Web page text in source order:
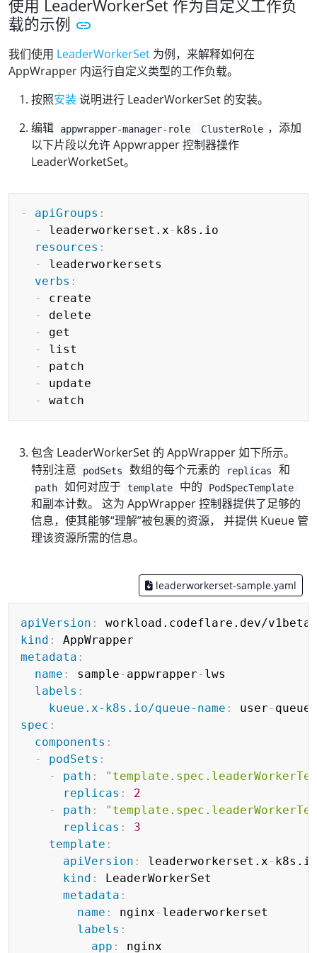
使用 LeaderWorkerSet 作为自定义工作负
载的示例
我们使用 LeaderWorkerSet 为例，来解释如何在
AppWrapper 内运行自定义类型的工作负载。
按照安装说明进行 LeaderWorkerSet 的安装。
编辑
appwrapper-manager-role ClusterRole ，添加
以下片段以允许 Appwrapper 控制器操作
LeaderWorketSet。
- apiGroups :
-
leaderworkerset.x - k8s.io
resources :
-
leaderworkersets
verbs :
-
create
-
delete
-
get
-
list
-
patch
-
update
-
包含 LeaderWorkerSet 的 AppWrapper 如下所示。
特别注意
podSets 数组的每个元素的 replicas 和
path 如何对应于 template 中的 PodSpecTemplate
和副本计数。 这为 AppWrapper 控制器提供了足够的
信息，使其能够“理解”被包裹的资源， 并提供 Kueue 管
理该资源所需的信息。
leaderworkerset-sample.yaml
apiVersion :
kind :
metadata :
name : sample - appwrapper - lws
labels :
kueue.x-k8s.io/queue-name : user -
spec :
components :
-
podSets :
-
path :
replicas :
2
-
path :
replicas :
3
template :
apiVersion : leaderworkerset.x -
kind :
LeaderWorkerSet
metadata :
name : nginx - leaderworkerset
labels :
app : nginx
Copy